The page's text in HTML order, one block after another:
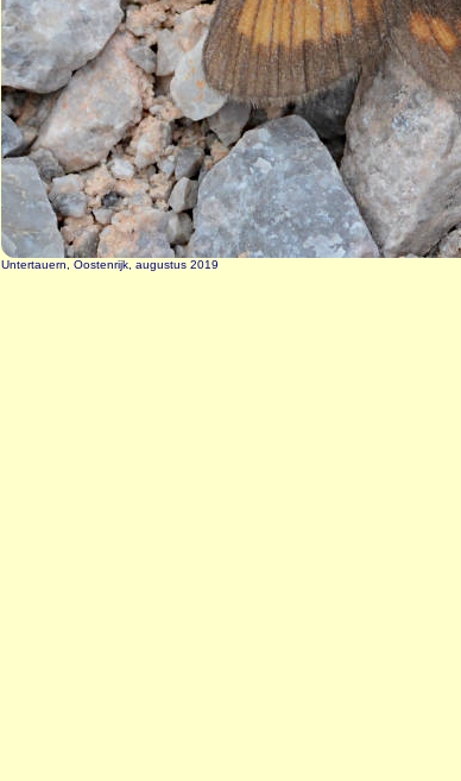
Untertauern, Oostenrijk, augustus 2019